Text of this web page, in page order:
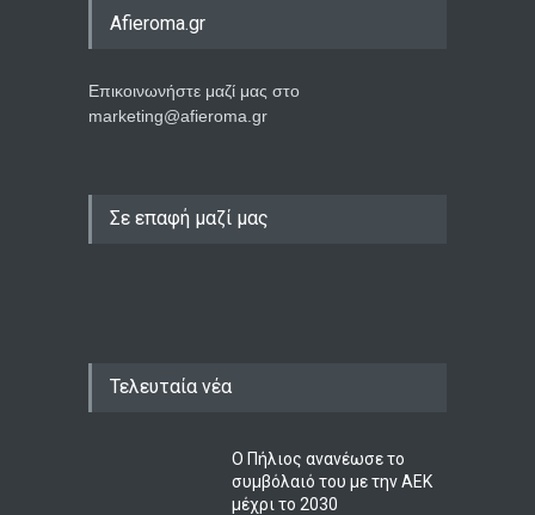
Afieroma.gr
Επικοινωνήστε μαζί μας στο
marketing@afieroma.gr
Σε επαφή μαζί μας
Τελευταία νέα
Ο Πήλιος ανανέωσε το
συμβόλαιό του με την ΑΕΚ
μέχρι το 2030